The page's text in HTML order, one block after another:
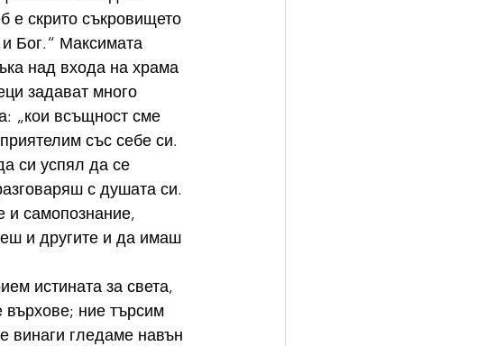
е скрито съкровището
Бог.“ Максимата
над входа на храма
задават много
„кои всъщност сме
със себе си.
си успял да се
с душата си.
и самопознание,
и другите и да имаш
истината за света,
върхове; ние търсим
винаги гледаме навън